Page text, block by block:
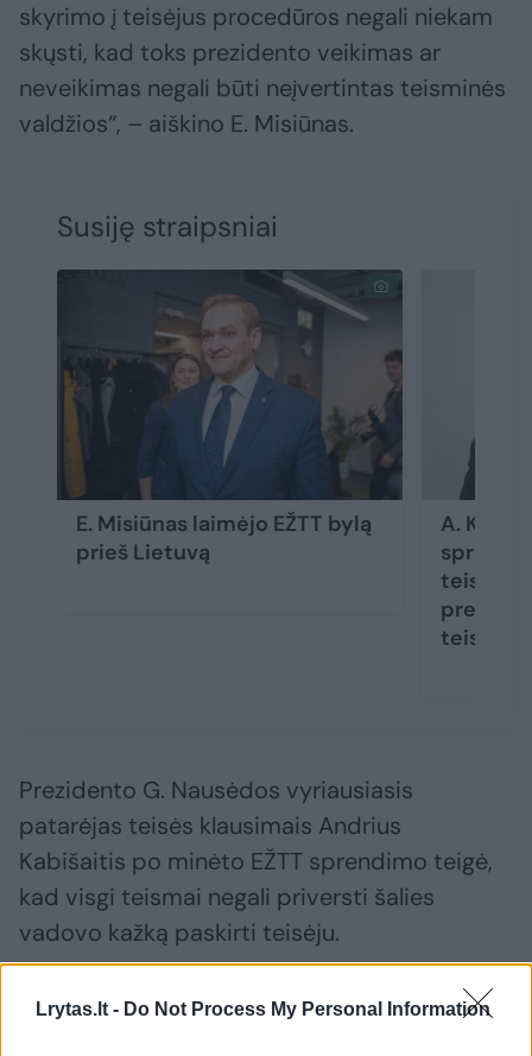
Lrytas.lt - Do Not Process My Personal Information
skyrimo į teisėjus procedūros negali niekam
skųsti, kad toks prezidento veikimas ar
neveikimas negali būti neįvertintas teisminės
valdžios“, – aiškino E. Misiūnas.
Susiję straipsniai
E. Misiūnas laimėjo EŽTT bylą
prieš Lietuvą
A.
teismai
teisėju
Prezidento G. Nausėdos vyriausiasis
patarėjas teisės klausimais Andrius
Kabišaitis po minėto EŽTT sprendimo teigė,
kad visgi teismai negali priversti šalies
vadovo kažką paskirti teisėju.
„Dar reikės įsigilinti į teismo sprendimo